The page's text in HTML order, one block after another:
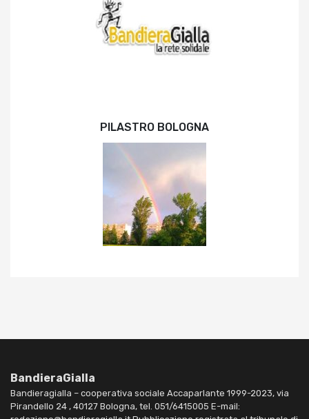
PILASTRO BOLOGNA
BandieraGialla
Bandieragialla – cooperativa sociale Accaparlante 1999-2023, via
Pirandello 24 , 40127 Bologna, tel. 051/6415005 E-mail: